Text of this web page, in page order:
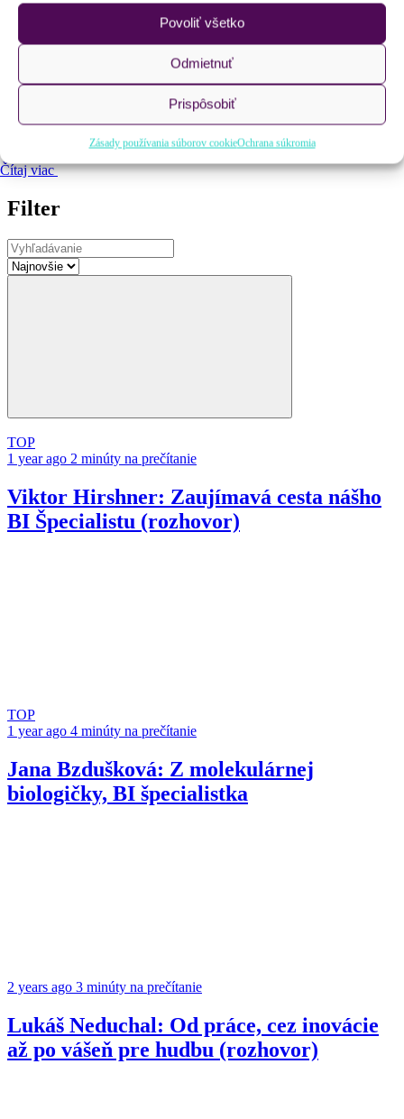
Povoliť všetko
Odmietnuť
Prispôsobiť
Zásady používania súborov cookieOchrana súkromia
BI Špecialistu (rozhovor)
Čítaj viac
Filter
TOP
1 year ago 2 minúty na prečítanie
Viktor Hirshner: Zaujímavá cesta nášho
BI Špecialistu (rozhovor)
TOP
1 year ago 4 minúty na prečítanie
Jana Bzdušková: Z molekulárnej
biologičky, BI špecialistka
2 years ago 3 minúty na prečítanie
Lukáš Neduchal: Od práce, cez inovácie
až po vášeň pre hudbu (rozhovor)